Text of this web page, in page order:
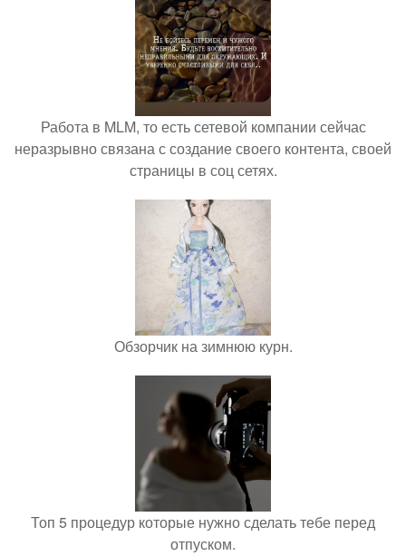
Работа в MLM, то есть сетевой компании сейчас
неразрывно связана с создание своего контента, своей
страницы в соц сетях.
Обзорчик на зимнюю курн.
Топ 5 процедур которые нужно сделать тебе перед
отпуском.